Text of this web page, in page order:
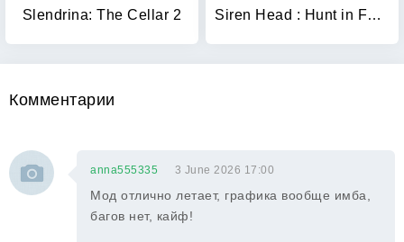
Slendrina: The Cellar 2 Siren Head : Hunt in Forest
Комментарии
anna555335 3 June 2026 17:00
Мод отлично летает, графика вообще имба,
багов нет, кайф!